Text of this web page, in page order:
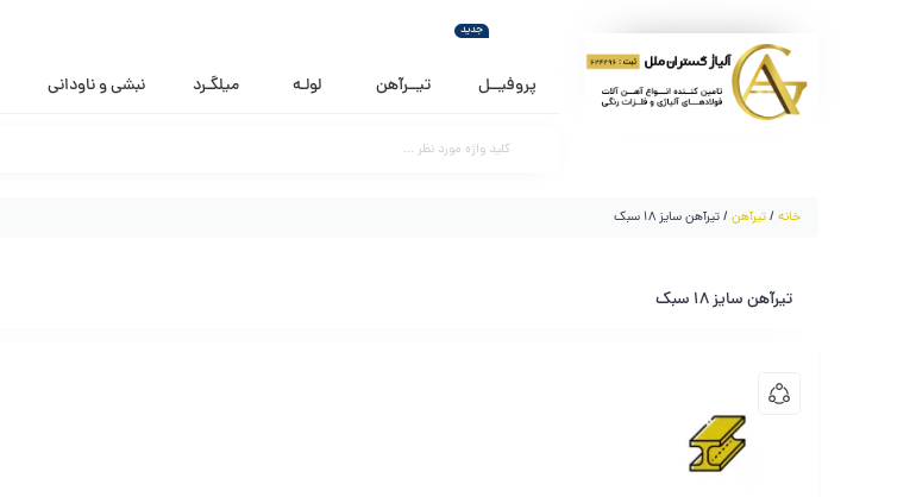
پروفیــل
جدید
تیــرآهن لولـه میلگـرد نبشی و ناودانی
خانه /تیرآهن / تیرآهن سایز 18 سبک
تیرآهن سایز 18 سبک